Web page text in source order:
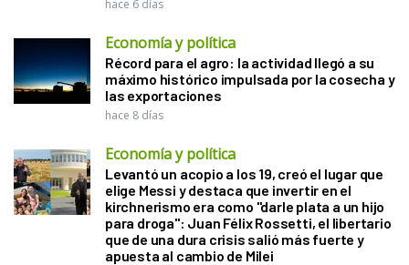
hace 6 días
Economía y política
Récord para el agro: la actividad llegó a su
máximo histórico impulsada por la cosecha y
las exportaciones
hace 8 días
Economía y política
Levantó un acopio a los 19, creó el lugar que
elige Messi y destaca que invertir en el
kirchnerismo era como "darle plata a un hijo
para droga": Juan Félix Rossetti, el libertario
que de una dura crisis salió más fuerte y
apuesta al cambio de Milei